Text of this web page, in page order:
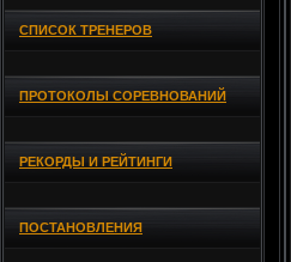
СПИСОК ТРЕНЕРОВ
ПРОТОКОЛЫ СОРЕВНОВАНИЙ
РЕКОРДЫ И РЕЙТИНГИ
ПОСТАНОВЛЕНИЯ